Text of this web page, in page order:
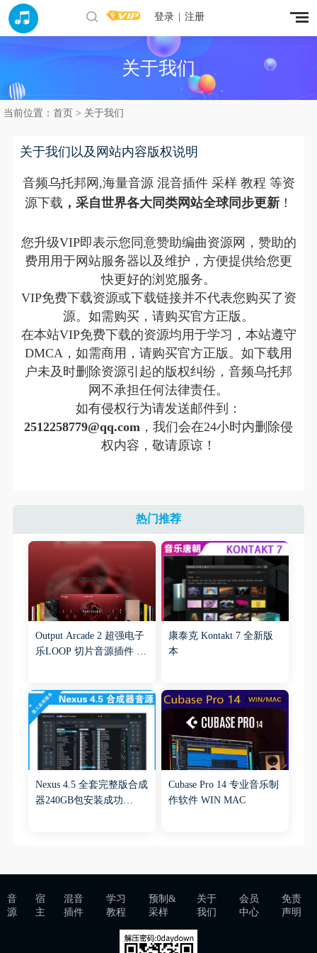
登录 注册
关于我们
当前位置： 首页 > 关于我们
关于我们以及网站内容版权说明
音频乌托邦网,海量音源 混音插件 采样 教程 等资
源下载 ，采自世界各大同类网站全球同步更新 ！
您升级VIP即表示您同意赞助编曲资源网，赞助的
费用用于网站服务器以及维护，方便提供给您更
快更好的浏览服务。
VIP免费下载资源或下载链接并不代表您购买了资
源。如需购买，请购买官方正版。
在本站VIP免费下载的资源均用于学习， 本站遵守
DMCA，如需商用，请购买官方正版。如下载用
户未及时删除资源引起的版权纠纷，音频乌托邦
网不承担任何法律责任。
如有侵权行为请发送邮件到：
2512258779@qq.com ，我们会在24小时内删除侵
权内容，敬请原谅！
热门推荐
Output Arcade 2 超强电子
乐LOOP 切片音源插件 特
康泰克 Kontakt 7 全新版
本
Nexus 4.5 全套完整版合成
器240GB包安装成功
Cubase Pro 14 专业音乐制
作软件 WIN MAC
音
源
宿
主
混音
插件
学习
教程
预制&
采样
关于
我们
会员
中心
免责
声明